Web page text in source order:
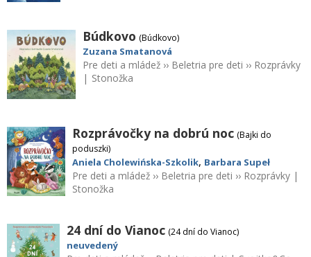
Búdkovo (Búdkovo)
Zuzana Smatanová
Pre deti a mládež›› Beletria pre deti ›› Rozprávky
| Stonožka
Rozprávočky na dobrú noc (Bajki do
poduszki)
Aniela Cholewińska-Szkolik, Barbara Supeł
Pre deti a mládež ›› Beletria pre deti ›› Rozprávky |
Stonožka
24 dní do Vianoc (24 dní do Vianoc)
neuvedený